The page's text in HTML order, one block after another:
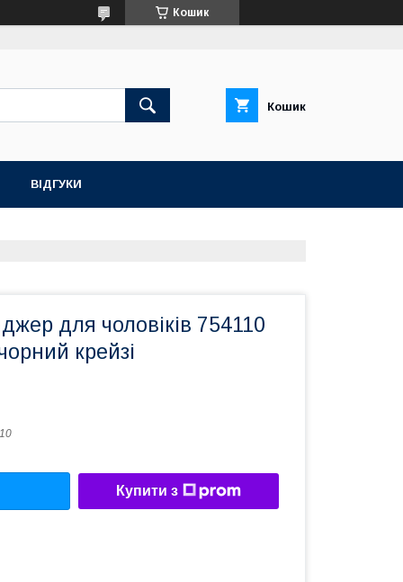
Кошик
Кошик
ВІДГУКИ
для чоловіків 754110
крейзі
Купити з